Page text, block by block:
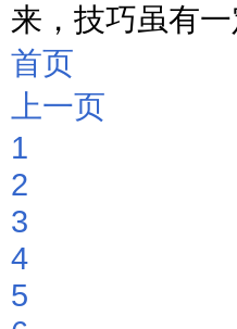
来，技巧虽有
首页
上一页
1
2
3
4
5